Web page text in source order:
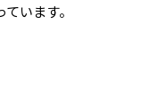
います。